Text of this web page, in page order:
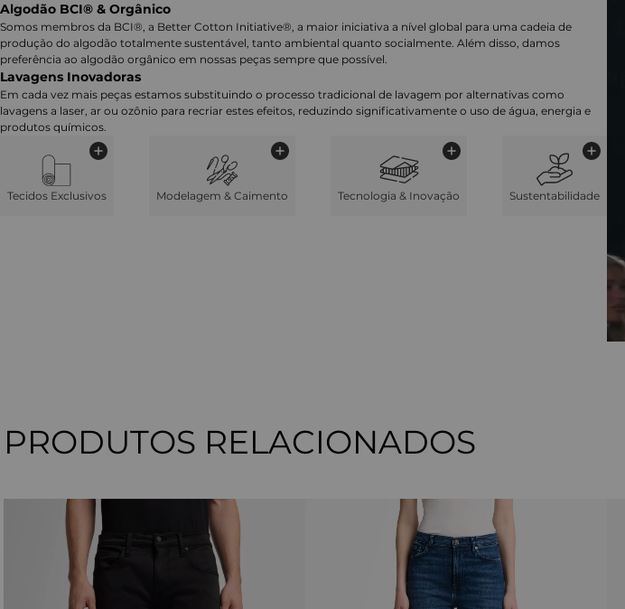
Algodão BCI® & Orgânico
Somos membros da BCI®, a Better Cotton Initiative®, a maior iniciativa a nível global para uma cadeia de
produção do algodão totalmente sustentável, tanto ambiental quanto socialmente. Além disso, damos
preferência ao algodão orgânico em nossas peças sempre que possível.
Lavagens Inovadoras
Em cada vez mais peças estamos substituindo o processo tradicional de lavagem por alternativas como
lavagens a laser, ar ou ozônio para recriar estes efeitos, reduzindo significativamente o uso de água, energia e
produtos químicos.
Tecidos Exclusivos Modelagem & Caimento Tecnologia & Inovação Sustentabilidade
PRODUTOS RELACIONADOS